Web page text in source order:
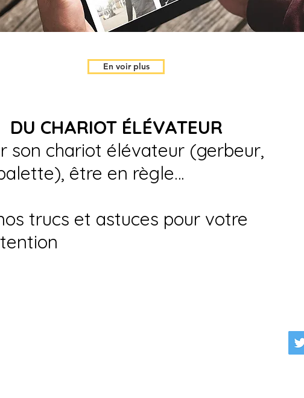
En voir plus
DU CHARIOT ÉLÉVATEUR
son chariot élévateur (gerbeur,
être en règle…
trucs et astuces pour votre